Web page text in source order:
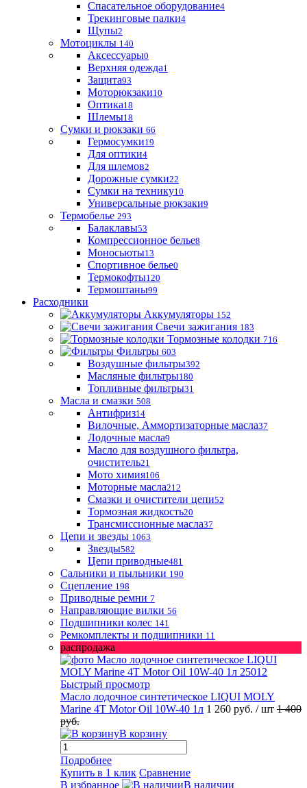
Спасательное оборудование4
Трекинговые палки4
Щупы2
Мотоциклы 140
Аксессуары0
Верхняя одежда1
Защита93
Моторюкзаки10
Оптика18
Шлемы18
Сумки и рюкзаки 66
Гермосумки19
Для оптики4
Для шлемов2
Дорожные сумки22
Сумки на технику10
Универсальные рюкзаки9
Термобелье 293
Балаклавы53
Компрессионное белье8
Моносьюты13
Спортивное белье0
Термокофты120
Термоштаны99
Расходники
Аккумуляторы 152
Свечи зажигания 183
Тормозные колодки 716
Фильтры 603
Воздушные фильтры392
Масляные фильтры180
Топливные фильтры31
Масла и смазки 508
Антифриз14
Вилочные, Аммортизаторные масла37
Лодочные масла9
Масло для воздушного фильтра,
очиститель21
Мото химия106
Моторные масла212
Смазки и очистители цепи52
Тормозная жидкость20
Трансмиссионные масла37
Цепи и звезды 1063
Звезды582
Цепи приводные481
Сальники и пыльники 190
Сцепление 198
Приводные ремни 7
Направляющие вилки 56
Подшипники колес 141
Ремкомплекты и подшипники 11
распродажа
Быстрый просмотр
Масло лодочное синтетическое LIQUI MOLY
Marine 4T Motor Oil 10W-40 1л 1 260 руб. / шт 1 400
руб.
В корзину
Подробнее
Купить в 1 клик Сравнение
В избранное
В наличии